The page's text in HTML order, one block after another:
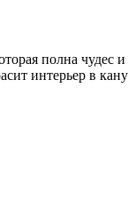
полна
интерьер в